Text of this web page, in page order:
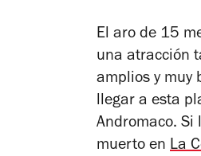
El aro de 15
una atracción
amplios y muy
llegar a esta
Andromaco. Si
muerto en La